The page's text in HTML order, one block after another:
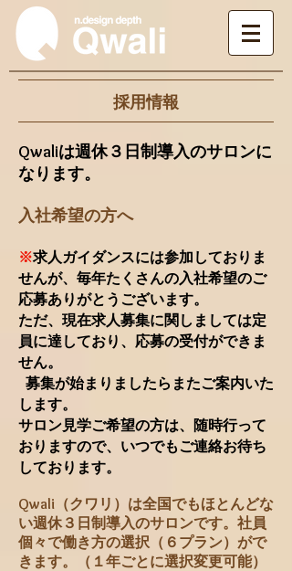
採用情報
Qwaliは週休３日制導入のサロンに
なります。
入社希望の方へ
※求人ガイダンスには参加しておりま
せんが、毎年たくさんの入社希望のご
応募ありがとうございます。
ただ、現在求人募集に関しましては定
員に達しており、応募の受付ができま
せん。
募集が始まりましたらまたご案内いた
します。
サロン見学ご希望の方は、随時行って
おりますので、いつでもご連絡お待ち
しております。
Qwali（クワリ）は全国でもほとんどな
い週休３日制導入のサロンです。社員
個々で働き方の選択（６プラン）がで
きます。（１年ごとに選択変更可能）